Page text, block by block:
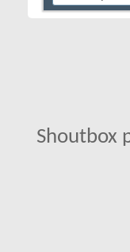
Shoutbox